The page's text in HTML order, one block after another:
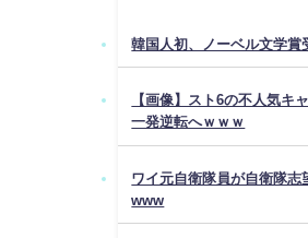
韓国人初、ノーベル文学賞
【画像】スト6の不人気キ
一発逆転へｗｗｗ
ワイ元自衛隊員が自衛隊志
www